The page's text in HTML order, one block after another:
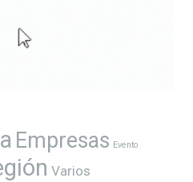
Empresas Evento
Varios